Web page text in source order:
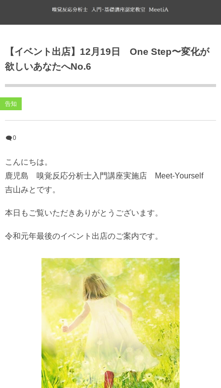
【イベント出店】12月19日 One Step〜変化が
欲しいあなたへNo.6
告知
0
こんにちは。
鹿児島 嗅覚反応分析士入門講座実施店 Meet-Yourself
吉山みとです。
本日もご覧いただきありがとうございます。
令和元年最後のイベント出店のご案内です。
Amebaブログ（外部リンク）